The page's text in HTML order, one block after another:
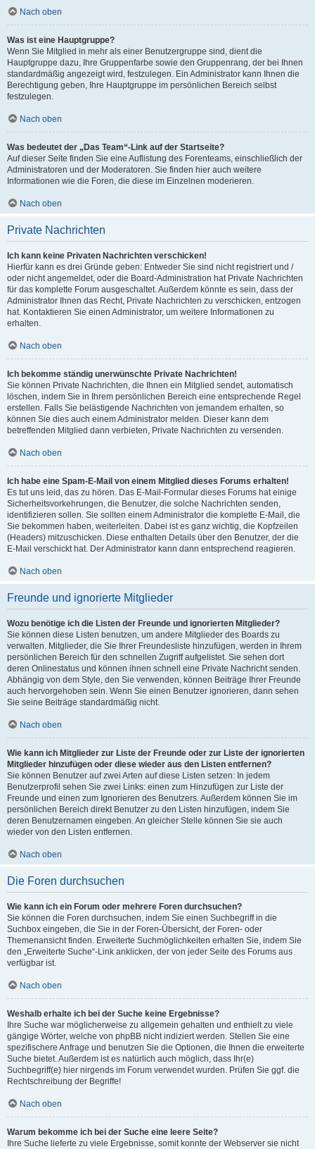
Nach oben
Was ist eine Hauptgruppe?
Wenn Sie Mitglied in mehr als einer Benutzergruppe sind, dient die
Hauptgruppe dazu, Ihre Gruppenfarbe sowie den Gruppenrang, der bei Ihnen
standardmäßig angezeigt wird, festzulegen. Ein Administrator kann Ihnen die
Berechtigung geben, Ihre Hauptgruppe im persönlichen Bereich selbst
festzulegen.
Nach oben
Was bedeutet der „Das Team“-Link auf der Startseite?
Auf dieser Seite finden Sie eine Auflistung des Forenteams, einschließlich der
Administratoren und der Moderatoren. Sie finden hier auch weitere
Informationen wie die Foren, die diese im Einzelnen moderieren.
Nach oben
Private Nachrichten
Ich kann keine Privaten Nachrichten verschicken!
Hierfür kann es drei Gründe geben: Entweder Sie sind nicht registriert und /
oder nicht angemeldet, oder die Board-Administration hat Private Nachrichten
für das komplette Forum ausgeschaltet. Außerdem könnte es sein, dass der
Administrator Ihnen das Recht, Private Nachrichten zu verschicken, entzogen
hat. Kontaktieren Sie einen Administrator, um weitere Informationen zu
erhalten.
Nach oben
Ich bekomme ständig unerwünschte Private Nachrichten!
Sie können Private Nachrichten, die Ihnen ein Mitglied sendet, automatisch
löschen, indem Sie in Ihrem persönlichen Bereich eine entsprechende Regel
erstellen. Falls Sie belästigende Nachrichten von jemandem erhalten, so
können Sie dies auch einem Administrator melden. Dieser kann dem
betreffenden Mitglied dann verbieten, Private Nachrichten zu versenden.
Nach oben
Ich habe eine Spam-E-Mail von einem Mitglied dieses Forums erhalten!
Es tut uns leid, das zu hören. Das E-Mail-Formular dieses Forums hat einige
Sicherheitsvorkehrungen, die Benutzer, die solche Nachrichten senden,
identifizieren sollen. Sie sollten einem Administrator die komplette E-Mail, die
Sie bekommen haben, weiterleiten. Dabei ist es ganz wichtig, die Kopfzeilen
(Headers) mitzuschicken. Diese enthalten Details über den Benutzer, der die
E-Mail verschickt hat. Der Administrator kann dann entsprechend reagieren.
Nach oben
Freunde und ignorierte Mitglieder
Wozu benötige ich die Listen der Freunde und ignorierten Mitglieder?
Sie können diese Listen benutzen, um andere Mitglieder des Boards zu
verwalten. Mitglieder, die Sie Ihrer Freundesliste hinzufügen, werden in Ihrem
persönlichen Bereich für den schnellen Zugriff aufgelistet. Sie sehen dort
deren Onlinestatus und können ihnen schnell eine Private Nachricht senden.
Abhängig von dem Style, den Sie verwenden, können Beiträge Ihrer Freunde
auch hervorgehoben sein. Wenn Sie einen Benutzer ignorieren, dann sehen
Sie seine Beiträge standardmäßig nicht.
Nach oben
Wie kann ich Mitglieder zur Liste der Freunde oder zur Liste der ignorierten
Mitglieder hinzufügen oder diese wieder aus den Listen entfernen?
Sie können Benutzer auf zwei Arten auf diese Listen setzen: In jedem
Benutzerprofil sehen Sie zwei Links: einen zum Hinzufügen zur Liste der
Freunde und einen zum Ignorieren des Benutzers. Außerdem können Sie im
persönlichen Bereich direkt Benutzer zu den Listen hinzufügen, indem Sie
deren Benutzernamen eingeben. An gleicher Stelle können Sie sie auch
wieder von den Listen entfernen.
Nach oben
Die Foren durchsuchen
Wie kann ich ein Forum oder mehrere Foren durchsuchen?
Sie können die Foren durchsuchen, indem Sie einen Suchbegriff in die
Suchbox eingeben, die Sie in der Foren-Übersicht, der Foren- oder
Themenansicht finden. Erweiterte Suchmöglichkeiten erhalten Sie, indem Sie
den „Erweiterte Suche“-Link anklicken, der von jeder Seite des Forums aus
verfügbar ist.
Nach oben
Weshalb erhalte ich bei der Suche keine Ergebnisse?
Ihre Suche war möglicherweise zu allgemein gehalten und enthielt zu viele
gängige Wörter, welche von phpBB nicht indiziert werden. Stellen Sie eine
spezifischere Anfrage und benutzen Sie die Optionen, die Ihnen die erweiterte
Suche bietet. Außerdem ist es natürlich auch möglich, dass Ihr(e)
Suchbegriff(e) hier nirgends im Forum verwendet wurden. Prüfen Sie ggf. die
Rechtschreibung der Begriffe!
Nach oben
Warum bekomme ich bei der Suche eine leere Seite?
Ihre Suche lieferte zu viele Ergebnisse, somit konnte der Webserver sie nicht